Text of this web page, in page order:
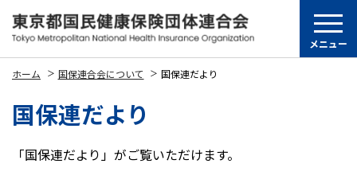
メニュー
ホーム 国保連合会について 国保連だより
国保連だより
「国保連だより」がご覧いただけます。